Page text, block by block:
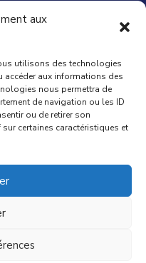
aux
utilisons des technologies
aux informations des
nous permettra de
de navigation ou les ID
ou de retirer son
certaines caractéristiques et
garde d'enfants à